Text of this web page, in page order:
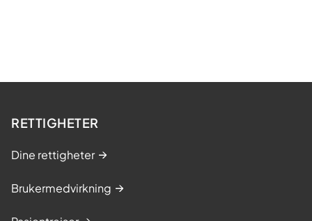
RETTIGHETER
Dine rettigheter
Brukermedvirkning